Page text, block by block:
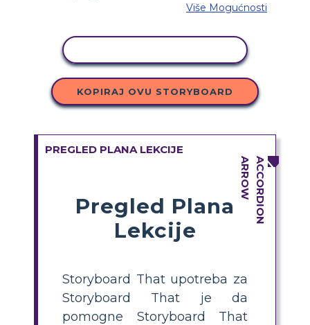
Više Mogućnosti
KOPIRAJ OVU STORYBOARD
PREGLED PLANA LEKCIJE
Pregled Plana
Lekcije
Storyboard That upotreba za
Storyboard That je da
pomogne Storyboard That